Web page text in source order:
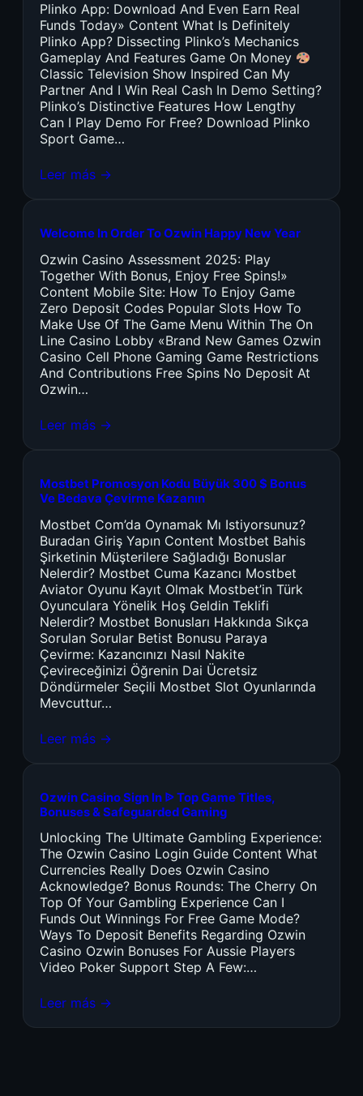
Plinko App: Download And Even Earn Real
Funds Today» Content What Is Definitely
Plinko App? Dissecting Plinko’s Mechanics
Gameplay And Features Game On Money
Classic Television Show Inspired Can My
Partner And I Win Real Cash In Demo Setting?
Plinko’s Distinctive Features How Lengthy
Can I Play Demo For Free? Download Plinko
Sport Game…
Leer más →
Welcome In Order To Ozwin Happy New Year
Ozwin Casino Assessment 2025: Play
Together With Bonus, Enjoy Free Spins!»
Content Mobile Site: How To Enjoy Game
Zero Deposit Codes Popular Slots How To
Make Use Of The Game Menu Within The On
Line Casino Lobby «Brand New Games Ozwin
Casino Cell Phone Gaming Game Restrictions
And Contributions Free Spins No Deposit At
Ozwin…
Leer más →
Mostbet Promosyon Kodu Büyük 300 $ Bonus
Ve Bedava Çevirme Kazanın
Mostbet Com’da Oynamak Mı Istiyorsunuz?
Buradan Giriş Yapın Content Mostbet Bahis
Şirketinin Müşterilere Sağladığı Bonuslar
Nelerdir? Mostbet Cuma Kazancı Mostbet
Aviator Oyunu Kayıt Olmak Mostbet’in Türk
Oyunculara Yönelik Hoş Geldin Teklifi
Nelerdir? Mostbet Bonusları Hakkında Sıkça
Sorulan Sorular Betist Bonusu Paraya
Çevirme: Kazancınızı Nasıl Nakite
Çevireceğinizi Öğrenin Dai Ücretsiz
Döndürmeler Seçili Mostbet Slot Oyunlarında
Mevcuttur…
Leer más →
Ozwin Casino Sign In ᐉ Top Game Titles,
Bonuses & Safeguarded Gaming
Unlocking The Ultimate Gambling Experience:
The Ozwin Casino Login Guide Content What
Currencies Really Does Ozwin Casino
Acknowledge? Bonus Rounds: The Cherry On
Top Of Your Gambling Experience Can I
Funds Out Winnings For Free Game Mode?
Ways To Deposit Benefits Regarding Ozwin
Casino Ozwin Bonuses For Aussie Players
Video Poker Support Step A Few:…
Leer más →